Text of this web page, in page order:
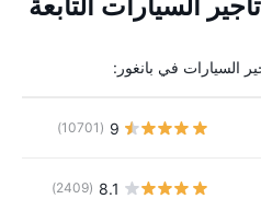
السيارات التابعة
السيارات في بانغور:
9
(10701)
8.1
(2409)